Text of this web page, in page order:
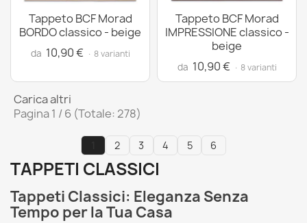
Tappeto BCF Morad
BORDO classico - beige
da 10,90 € · 8 varianti
Tappeto BCF Morad
IMPRESSIONE classico -
beige
da 10,90 € · 8 varianti
Carica altri
Pagina 1 / 6 (Totale: 278)
2 3 4 5 6
TAPPETI CLASSICI
Tappeti Classici: Eleganza Senza
Tempo per la Tua Casa